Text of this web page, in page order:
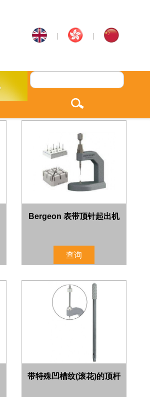
| |
Bergeon 表带顶针起出机
查询
带特殊凹槽纹(滚花)的顶杆